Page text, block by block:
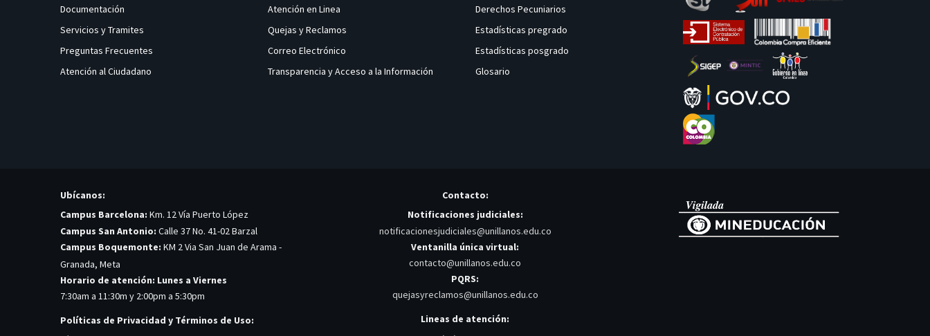
Documentación
Servicios y Tramites
Preguntas Frecuentes
Atención al Ciudadano
Atención en Linea
Quejas y Reclamos
Correo Electrónico
Transparencia y Acceso a la Información
Derechos Pecuniarios
Estadísticas pregrado
Estadísticas posgrado
Glosario
Ubícanos:
Campus Barcelona: Km. 12 Vía Puerto López
Campus San Antonio: Calle 37 No. 41-02 Barzal
Campus Boquemonte: KM 2 Via San Juan de Arama -
Granada, Meta
Horario de atención: Lunes a Viernes
7:30am a 11:30m y 2:00pm a 5:30pm
Políticas de Privacidad y Términos de Uso:
Contacto:
Notificaciones judiciales:
notificacionesjudiciales@unillanos.edu.co
Ventanilla única virtual:
contacto@unillanos.edu.co
PQRS:
quejasyreclamos@unillanos.edu.co
Lineas de atención: